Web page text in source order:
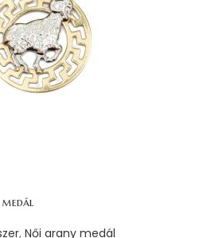
, Női arany medál